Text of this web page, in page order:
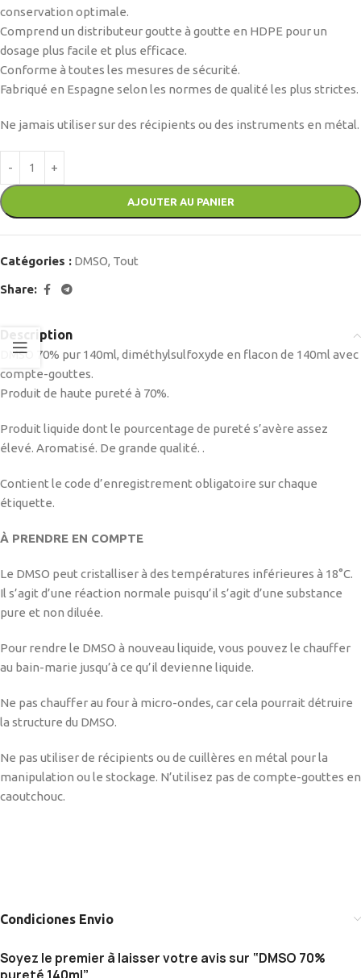
conservation optimale.
Comprend un distributeur goutte à goutte en HDPE pour un
dosage plus facile et plus efficace.
Conforme à toutes les mesures de sécurité.
Fabriqué en Espagne selon les normes de qualité les plus strictes.
Ne jamais utiliser sur des récipients ou des instruments en métal.
AJOUTER AU PANIER
Catégories : DMSO, Tout
Share:
Description
DMSO 70% pur 140ml, diméthylsulfoxyde en flacon de 140ml avec
compte-gouttes.
Produit de haute pureté à 70%.
Produit liquide dont le pourcentage de pureté s’avère assez
élevé. Aromatisé. De grande qualité. .
Contient le code d’enregistrement obligatoire sur chaque
étiquette.
À PRENDRE EN COMPTE
Le DMSO peut cristalliser à des températures inférieures à 18°C.
Il s’agit d’une réaction normale puisqu’il s’agit d’une substance
pure et non diluée.
Pour rendre le DMSO à nouveau liquide, vous pouvez le chauffer
au bain-marie jusqu’à ce qu’il devienne liquide.
Ne pas chauffer au four à micro-ondes, car cela pourrait détruire
la structure du DMSO.
Ne pas utiliser de récipients ou de cuillères en métal pour la
manipulation ou le stockage. N’utilisez pas de compte-gouttes en
caoutchouc.
Condiciones Envio
Soyez le premier à laisser votre avis sur “DMSO 70%